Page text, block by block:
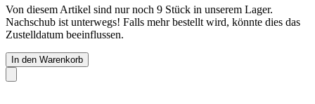
Von diesem Artikel sind nur noch 9 Stück in unserem Lager.
Nachschub ist unterwegs! Falls mehr bestellt wird, könnte dies das
Zustelldatum beeinflussen.
In den Warenkorb